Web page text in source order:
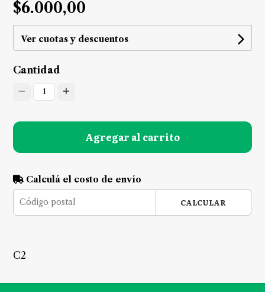
$6.000,00
Ver cuotas y descuentos
Cantidad
1
Agregar al carrito
Calculá el costo de envío
CALCULAR
C2